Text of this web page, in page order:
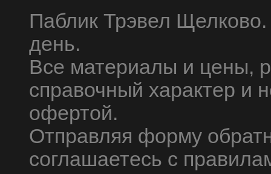
Паблик Трэвел
день.
Все материалы и цены,
справочный характер и
офертой.
Отправляя форму
соглашаетесь с